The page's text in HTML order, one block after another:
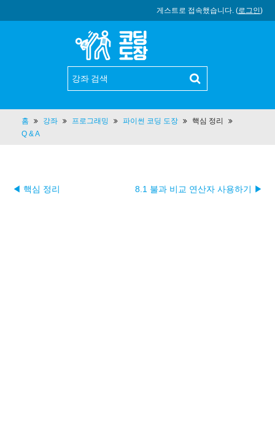
게스트로 접속했습니다. (로그인)
홈 강좌 프로그래밍 파이썬 코딩 도장
핵심 정리
Q & A
◀ 핵심 정리 8.1 불과 비교 연산자 사용하기 ▶︎